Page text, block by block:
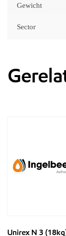
Gewicht
Sector
Unirex N 3